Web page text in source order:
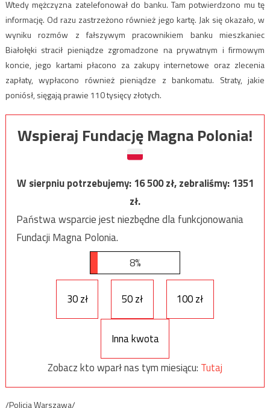
Wtedy mężczyzna zatelefonował do banku. Tam potwierdzono mu tę
informację. Od razu zastrzeżono również jego kartę. Jak się okazało, w
wyniku rozmów z fałszywym pracownikiem banku mieszkaniec
Białołęki stracił pieniądze zgromadzone na prywatnym i firmowym
koncie, jego kartami płacono za zakupy internetowe oraz zlecenia
zapłaty, wypłacono również pieniądze z bankomatu. Straty, jakie
poniósł, sięgają prawie 110 tysięcy złotych.
Wspieraj Fundację Magna Polonia!
W sierpniu potrzebujemy:16 500zł, zebraliśmy:1351
zł.
Państwa wsparcie jest niezbędne dla funkcjonowania
Fundacji Magna Polonia.
8%
30 zł 50 zł 100 zł
Inna kwota
Zobacz kto wparł nas tym miesiącu: Tutaj
/Policja Warszawa/